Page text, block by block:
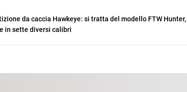
da caccia Hawkeye: si tratta del modello FTW
in sette diversi calibri